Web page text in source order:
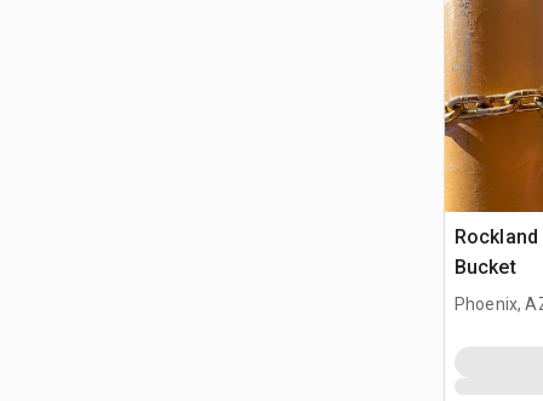
Rockland
Bucket
Phoenix,